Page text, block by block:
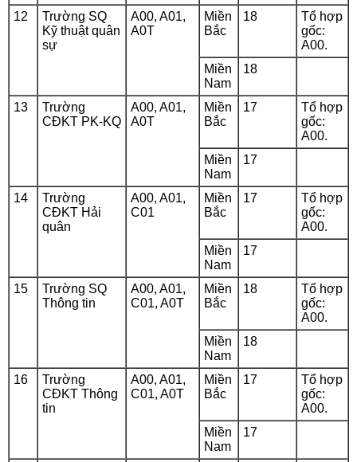
12
Trường SQ
Kỹ thuật quân
sự
A00, A01,
A0T
Miền
Bắc
18
Tổ hợp
gốc:
A00.
Miền
Nam
18
13
Trường
CĐKT PK-KQ
A00, A01,
A0T
Miền
Bắc
17
Tổ hợp
gốc:
A00.
Miền
Nam
17
14
Trường
CĐKT Hải
quân
A00, A01,
C01
Miền
Bắc
17
Tổ hợp
gốc:
A00.
Miền
Nam
17
15
Trường SQ
Thông tin
A00, A01,
C01, A0T
Miền
Bắc
18
Tổ hợp
gốc:
A00.
Miền
Nam
18
16
Trường
CĐKT Thông
tin
A00, A01,
C01, A0T
Miền
Bắc
17
Tổ hợp
gốc:
A00.
Miền
Nam
17